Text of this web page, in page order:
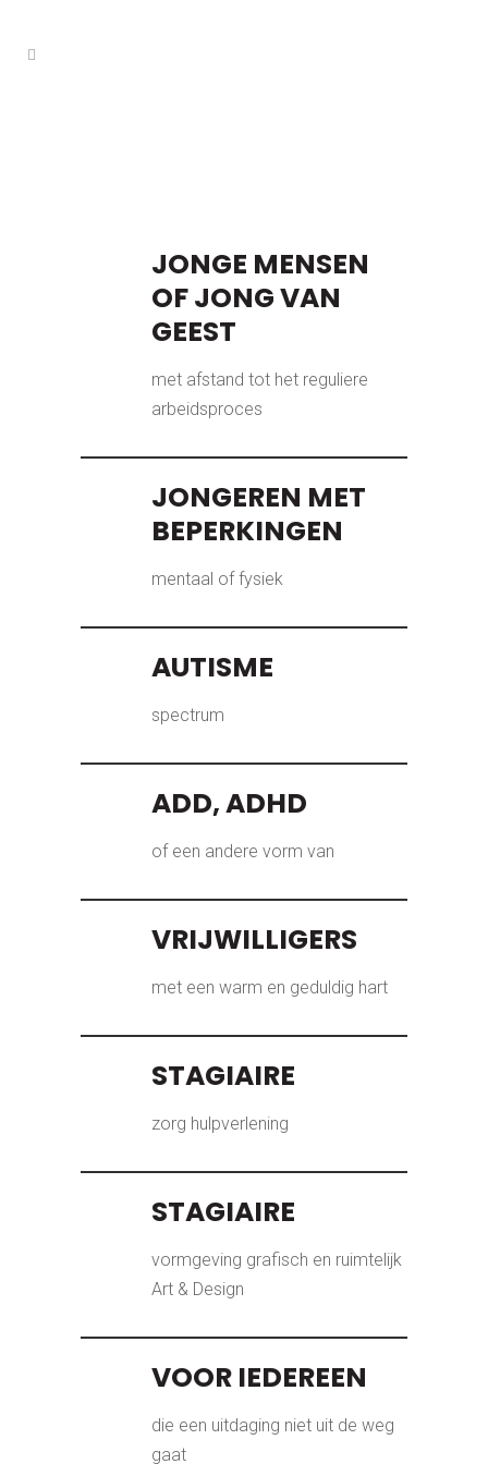
JONGE MENSEN
OF JONG VAN
GEEST
met afstand tot het reguliere
arbeidsproces
JONGEREN MET
BEPERKINGEN
mentaal of fysiek
AUTISME
spectrum
ADD, ADHD
of een andere vorm van
VRIJWILLIGERS
met een warm en geduldig hart
STAGIAIRE
zorg hulpverlening
STAGIAIRE
vormgeving grafisch en ruimtelijk
Art & Design
VOOR IEDEREEN
die een uitdaging niet uit de weg
gaat